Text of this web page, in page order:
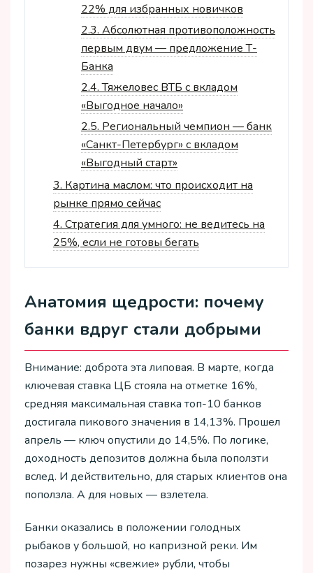
22% для избранных новичков
2.3.Абсолютная противоположность
первым двум — предложение Т-
Банка
2.4.Тяжеловес ВТБ с вкладом
«Выгодное начало»
2.5.Региональный чемпион — банк
«Санкт-Петербург» с вкладом
«Выгодный старт»
3.Картина маслом: что происходит на
рынке прямо сейчас
4.Стратегия для умного: не ведитесь на
25%, если не готовы бегать
Анатомия щедрости: почему
банки вдруг стали добрыми
Внимание: доброта эта липовая. В марте, когда
ключевая ставка ЦБ стояла на отметке 16%,
средняя максимальная ставка топ-10 банков
достигала пикового значения в 14,13%. Прошел
апрель — ключ опустили до 14,5%. По логике,
доходность депозитов должна была поползти
вслед. И действительно, для старых клиентов она
поползла. А для новых — взлетела.
Банки оказались в положении голодных
рыбаков у большой, но капризной реки. Им
позарез нужны «свежие» рубли, чтобы